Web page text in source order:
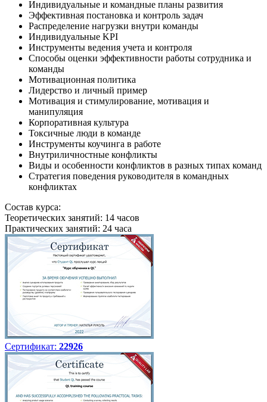
Индивидуальные и командные планы развития
Эффективная постановка и контроль задач
Распределение нагрузки внутри команды
Индивидуальные KPI
Инструменты ведения учета и контроля
Способы оценки эффективности работы сотрудника и
команды
Мотивационная политика
Лидерство и личный пример
Мотивация и стимулирование, мотивация и
манипуляция
Корпоративная культура
Токсичные люди в команде
Инструменты коучинга в работе
Внутриличностные конфликты
Виды и особенности конфликтов в разных типах команд
Стратегия поведения руководителя в командных
конфликтах
Состав курса:
Теоретических занятий: 14 часов
Практических занятий: 24 часа
Сертификат: 22926